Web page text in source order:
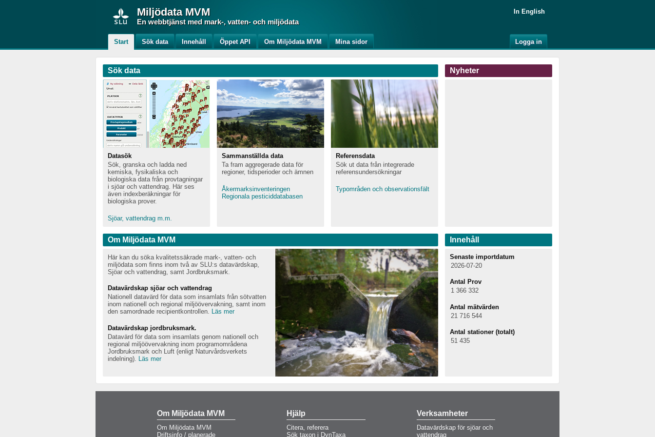
Miljödata MVM
En webbtjänst med mark-, vatten- och miljödata
In English
Start Sök data Innehåll Öppet API Om Miljödata MVM Mina sidor Logga in
Sök data
Datasök
Sök, granska och ladda ned
kemiska, fysikaliska och
biologiska data från provtagningar
i sjöar och vattendrag. Här ses
även indexberäkningar för
biologiska prover.
Sjöar, vattendrag m.m.
Sammanställda data
Ta fram aggregerade data för
regioner, tidsperioder och ämnen
Åkermarksinventeringen
Regionala pesticiddatabasen
Referensdata
Sök ut data från integrerade
referensundersökningar
Typområden och observationsfält
Nyheter
Om Miljödata MVM
Här kan du söka kvalitetssäkrade mark-, vatten- och
miljödata som finns inom två av SLU:s datavärdskap,
Sjöar och vattendrag, samt Jordbruksmark.
Datavärdskap sjöar och vattendrag
Nationell datavärd för data som insamlats från sötvatten
inom nationell och regional miljöövervakning, samt inom
den samordnade recipientkontrollen. Läs mer
Datavärdskap jordbruksmark.
Datavärd för data som insamlats genom nationell och
regional miljöövervakning inom programområdena
Jordbruksmark och Luft (enligt Naturvårdsverkets
indelning). Läs mer
Innehåll
Senaste importdatum
2026-07-20
Antal Prov
1 366 332
Antal mätvärden
21 716 544
Antal stationer (totalt)
51 435
Om Miljödata MVM
Om Miljödata MVM
Driftsinfo / planerade
Hjälp
Citera, referera
Sök taxon i DynTaxa
Verksamheter
Datavärdskap för sjöar och
vattendrag